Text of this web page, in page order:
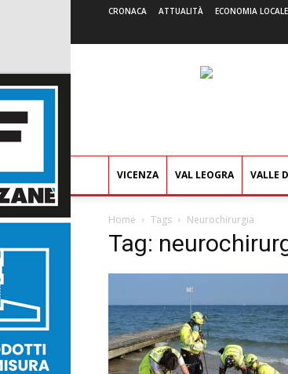
CRONACA ATTUALITÀ ECONOMIA LOCALE
VICENZA VAL LEOGRA VALLE
Home Tags Neurochirurgia
Tag: